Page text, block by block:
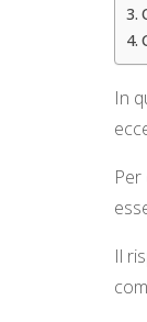
In
Il